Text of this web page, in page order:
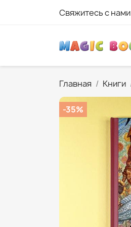
Свяжитесь с нами
Главная Книги
-35%